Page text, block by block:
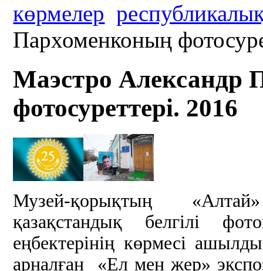
көрмелер
Пархоменконың
Маэстро Александр
фотосуреттері. 2016
Музей-қорықтың
қазақстандық белгілі
еңбектерінің көрмесі
арналған «Ел мен жер»